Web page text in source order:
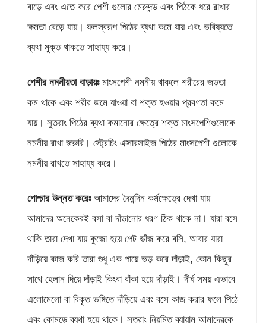
বাড়ে এবং এতে করে পেশী গুলোর মেরুদন্ড এবং পিঠকে ধরে রাখার
ক্ষমতা বেড়ে যায়। ফলস্বরূপ পিঠের ব্যথা কমে যায় এবং ভবিষ্যতে
ব্যথা মুক্ত থাকতে সাহায্য করে।
পেশীর নমনীয়তা বাড়ায়ঃমাংসপেশী নমনীয় থাকলে শরীরের জড়তা
কম থাকে এবং শরীর জমে যাওয়া বা শক্ত হওয়ার প্রবণতা কমে
যায়। সুতরাং পিঠের ব্যথা কমানোর ক্ষেত্রে শক্ত মাংসপেশিগুলোকে
নমনীয় রাখা জরুরি। স্ট্রেচিং এক্সারসাইজ পিঠের মাংসপেশী গুলোকে
নমনীয় রাখতে সাহায্য করে।
পোশ্চার উন্নত করেঃআমাদের দৈনন্দিন কর্মক্ষেত্রে দেখা যায়
আমাদের অনেকেরই বসা বা দাঁড়ানোর ধরণ ঠিক থাকে না। যারা বসে
থাকি তারা দেখা যায় কুজো হয়ে পেট ভাঁজ করে বসি, আবার যারা
দাঁড়িয়ে কাজ করি তারা শুধু এক পায়ে ভড় করে দাঁড়াই, কোন কিছুর
সাথে হেলান দিয়ে দাঁড়াই কিংবা বাঁকা হয়ে দাঁড়াই। দীর্ঘ সময় এভাবে
এলোমেলো বা বিকৃত ভঙ্গিতে দাঁড়িয়ে এবং বসে কাজ করার ফলে পিঠে
এবং কোমড়ে ব্যথা হয়ে থাকে। সুতরাং নিয়মিত ব্যায়াম আমাদেরকে